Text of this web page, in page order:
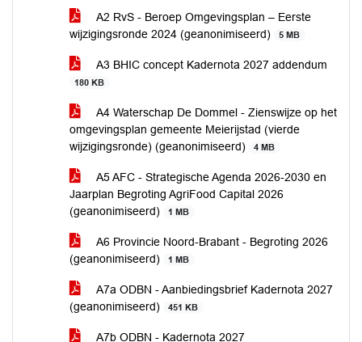
A2 RvS - Beroep Omgevingsplan – Eerste
wijzigingsronde 2024 (geanonimiseerd)
5 MB
A3 BHIC concept Kadernota 2027 addendum
180 KB
A4 Waterschap De Dommel - Zienswijze op het
omgevingsplan gemeente Meierijstad (vierde
wijzigingsronde) (geanonimiseerd)
4 MB
A5 AFC - Strategische Agenda 2026-2030 en
Jaarplan Begroting AgriFood Capital 2026
(geanonimiseerd)
1 MB
A6 Provincie Noord-Brabant - Begroting 2026
(geanonimiseerd)
1 MB
A7a ODBN - Aanbiedingsbrief Kadernota 2027
(geanonimiseerd)
451 KB
A7b ODBN - Kadernota 2027